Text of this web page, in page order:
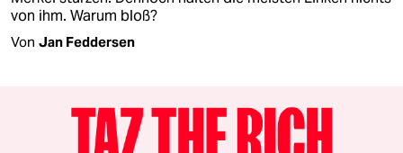
von ihm. Warum bloß?
Von Jan Feddersen